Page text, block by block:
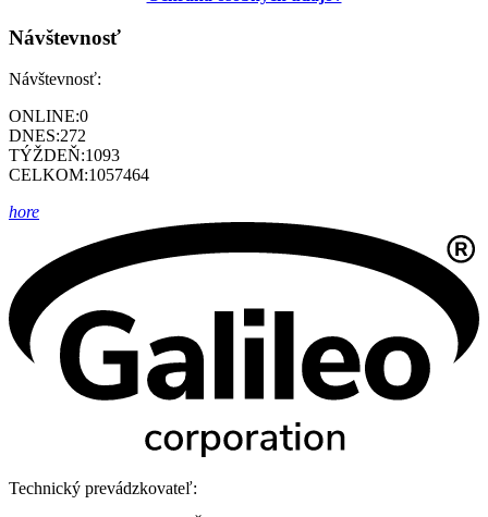
Návštevnosť
Návštevnosť:
ONLINE:0
DNES:272
TÝŽDEŇ:1093
CELKOM:1057464
hore
Technický prevádzkovateľ: